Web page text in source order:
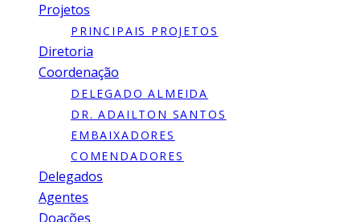
Projetos
PRINCIPAIS PROJETOS
Diretoria
Coordenação
DELEGADO ALMEIDA
DR. ADAILTON SANTOS
EMBAIXADORES
COMENDADORES
Delegados
Agentes
Doacões